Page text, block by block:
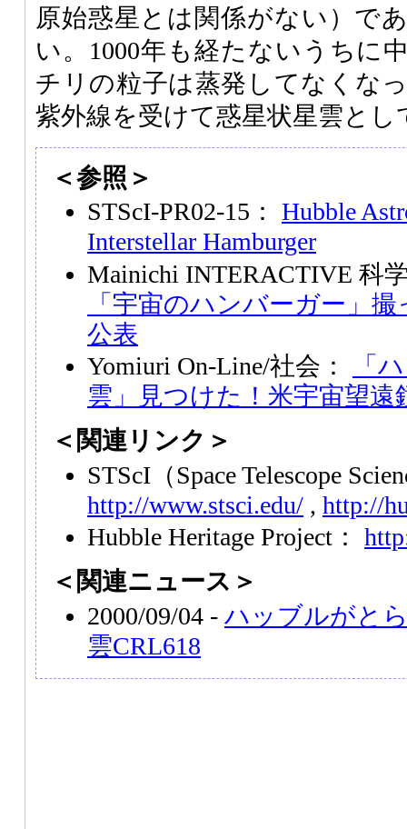
原始惑星とは関係がない）で
い。1000年も経たないうちに
チリの粒子は蒸発してなくな
紫外線を受けて惑星状星雲とし
＜参照＞
STScI-PR02-15： Hubble
Interstellar Hamburger
Mainichi INTERACTIVE 科
「宇宙のハンバーガー」
公表
Yomiuri On-Line/社会：
「
雲」見つけた！米宇宙望遠
＜関連リンク＞
STScI （Space Telescope
http://www.stsci.edu/ , http://
Hubble Heritage Project：
＜関連ニュース＞
2000/09/04 - ハッブルがと
雲CRL618